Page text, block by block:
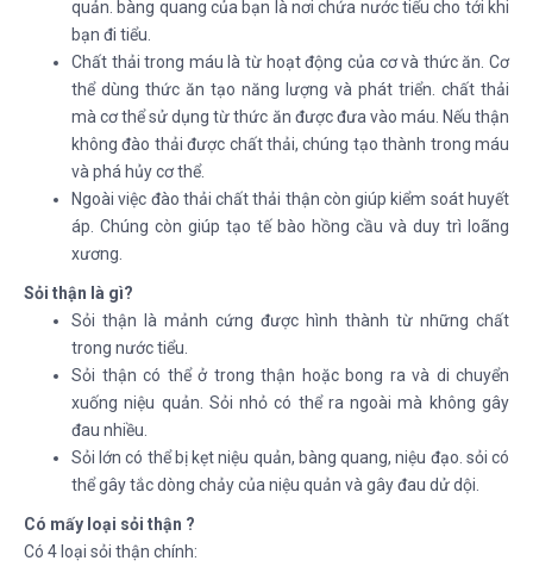
quản. bàng quang của bạn là nơi chứa nước tiểu cho tới khi
bạn đi tiểu.
Chất thải trong máu là từ hoạt động của cơ và thức ăn. Cơ
thể dùng thức ăn tạo năng lượng và phát triển. chất thải
mà cơ thể sử dụng từ thức ăn được đưa vào máu. Nếu thận
không đào thải được chất thải, chúng tạo thành trong máu
và phá hủy cơ thể.
Ngoài việc đào thải chất thải thận còn giúp kiểm soát huyết
áp. Chúng còn giúp tạo tế bào hồng cầu và duy trì loãng
xương.
Sỏi thận là gì?
Sỏi thận là mảnh cứng được hình thành từ những chất
trong nước tiểu.
Sỏi thận có thể ở trong thận hoặc bong ra và di chuyển
xuống niệu quản. Sỏi nhỏ có thể ra ngoài mà không gây
đau nhiều.
Sỏi lớn có thể bị kẹt niệu quản, bàng quang, niệu đạo. sỏi có
thể gây tắc dòng chảy của niệu quản và gây đau dử dội.
Có mấy loại sỏi thận ?
Có 4 loại sỏi thận chính: